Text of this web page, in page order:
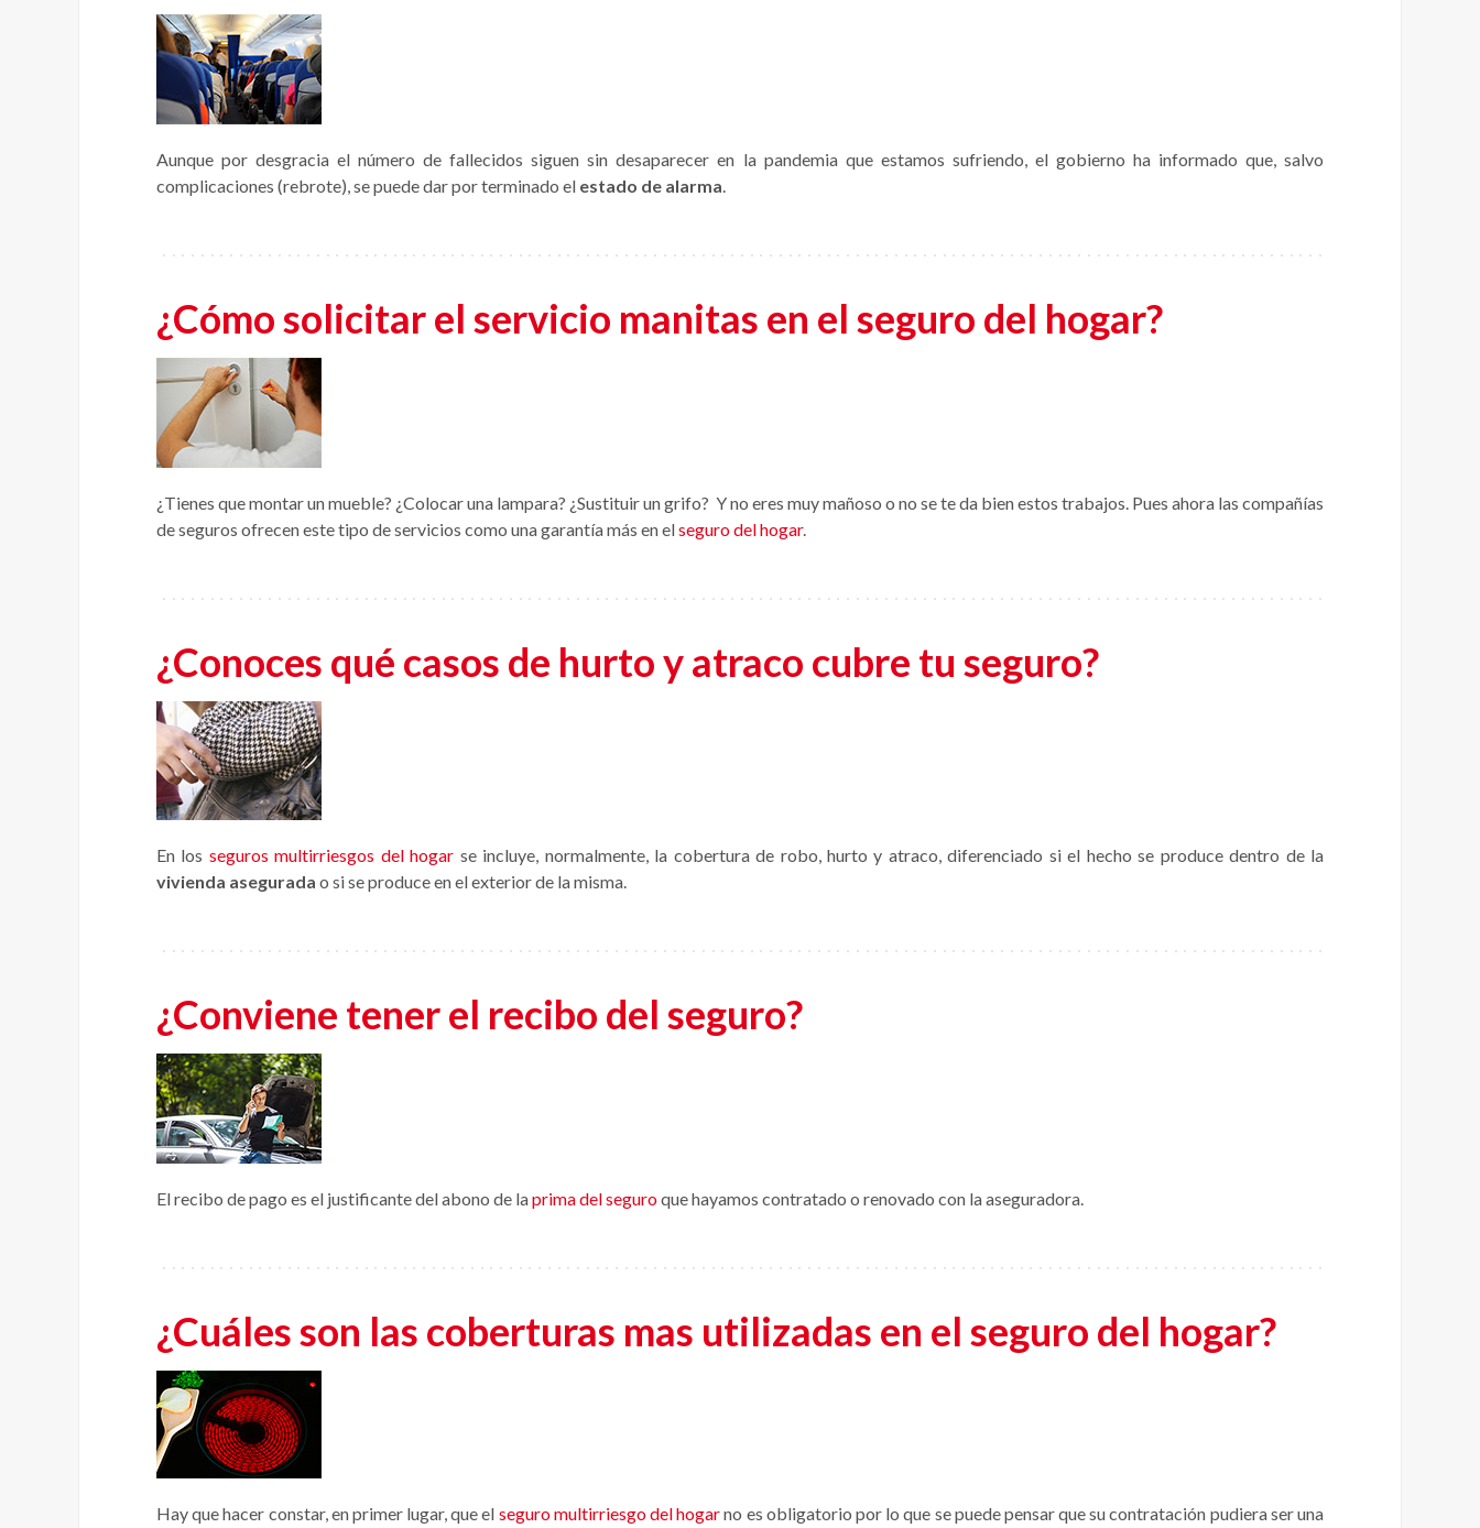
Aunque por desgracia el número de fallecidos siguen sin desaparecer en la pandemia que estamos sufriendo, el gobierno ha informado que, salvo
complicaciones (rebrote), se puede dar por terminado el estado de alarma.
¿Cómo solicitar el servicio manitas en el seguro del hogar?
¿Tienes que montar un mueble? ¿Colocar una lampara? ¿Sustituir un grifo? Y no eres muy mañoso o no se te da bien estos trabajos. Pues ahora las compañías
de seguros ofrecen este tipo de servicios como una garantía más en elseguro del hogar.
¿Conoces qué casos de hurto y atraco cubre tu seguro?
En los seguros multirriesgos del hogar se incluye, normalmente, la cobertura de robo, hurto y atraco, diferenciado si el hecho se produce dentro de la
vivienda asegurada o si se produce en el exterior de la misma.
¿Conviene tener el recibo del seguro?
El recibo de pago es el justificante del abono de laprima del seguroque hayamos contratado o renovado con la aseguradora.
¿Cuáles son las coberturas mas utilizadas en el seguro del hogar?
Hay que hacer constar, en primer lugar, que el seguro multirriesgo del hogarno es obligatorio por lo que se puede pensar que su contratación pudiera ser una